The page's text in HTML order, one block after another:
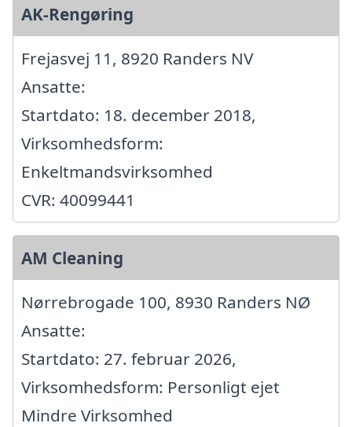
AK-Rengøring
Frejasvej 11, 8920 Randers NV
Ansatte:
Startdato: 18. december 2018,
Virksomhedsform:
Enkeltmandsvirksomhed
CVR: 40099441
AM Cleaning
Nørrebrogade 100, 8930 Randers NØ
Ansatte:
Startdato: 27. februar 2026,
Virksomhedsform: Personligt ejet
Mindre Virksomhed